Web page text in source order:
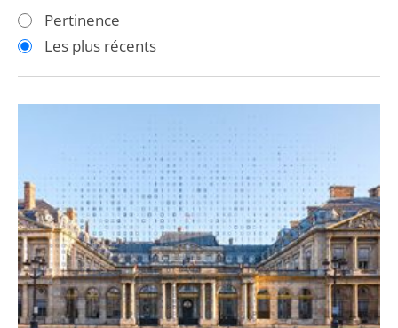
les
filtres
les
filtres
Pertinence
Les plus récents
poursuit
sa
transformation
numérique
pour
une